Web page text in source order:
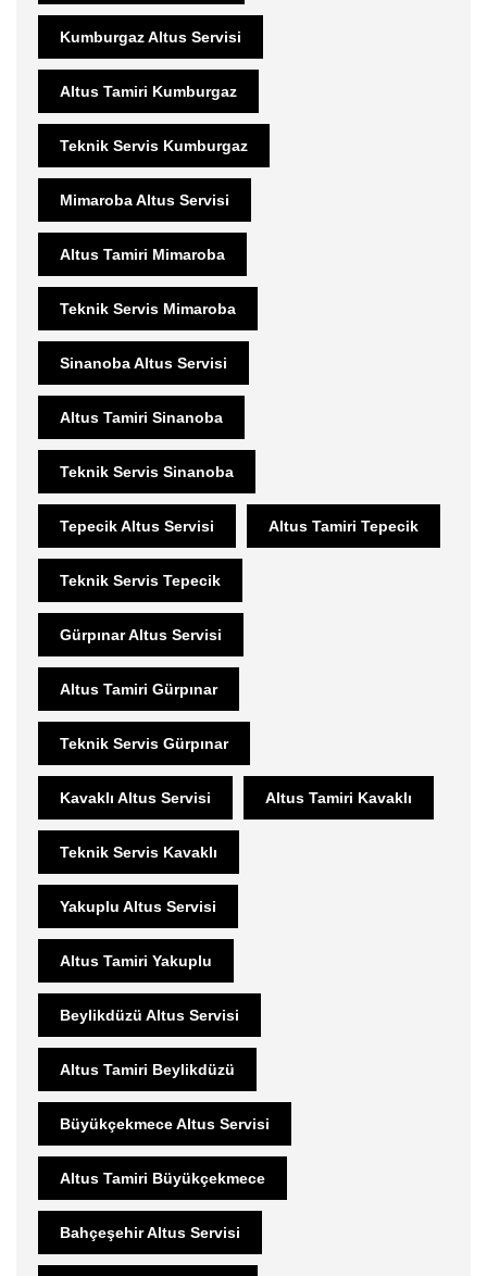
Kumburgaz Altus Servisi
Altus Tamiri Kumburgaz
Teknik Servis Kumburgaz
Mimaroba Altus Servisi
Altus Tamiri Mimaroba
Teknik Servis Mimaroba
Sinanoba Altus Servisi
Altus Tamiri Sinanoba
Teknik Servis Sinanoba
Tepecik Altus Servisi Altus Tamiri Tepecik
Teknik Servis Tepecik
Gürpınar Altus Servisi
Altus Tamiri Gürpınar
Teknik Servis Gürpınar
Kavaklı Altus Servisi Altus Tamiri Kavaklı
Teknik Servis Kavaklı
Yakuplu Altus Servisi
Altus Tamiri Yakuplu
Beylikdüzü Altus Servisi
Altus Tamiri Beylikdüzü
Büyükçekmece Altus Servisi
Altus Tamiri Büyükçekmece
Bahçeşehir Altus Servisi